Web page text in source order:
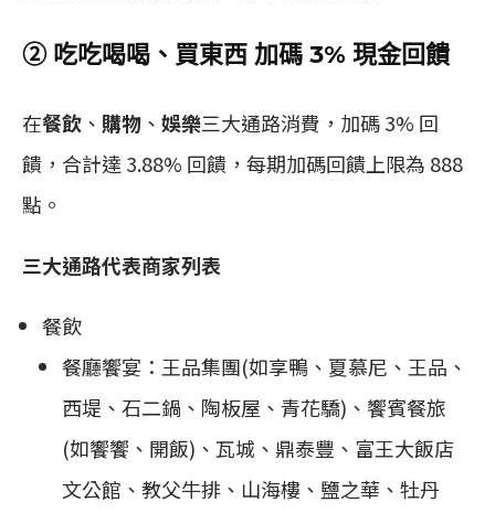
② 吃吃喝喝、買東西 加碼 3% 現金回饋
在餐飲 、 購物 、 娛樂三大通路消費，加碼 3% 回
饋，合計達 3.88% 回饋，每期加碼回饋上限為 888
點。
三大通路代表商家列表
餐飲
餐廳饗宴：王品集團(如享鴨、夏慕尼、王品、
西堤、石二鍋、陶板屋、青花驕)、饗賓餐旅
(如饗饗、開飯)、瓦城、鼎泰豐、富王大飯店
文公館、教父牛排、山海樓、鹽之華、牡丹